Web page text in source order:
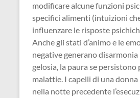
modificare alcune funzioni
specifici alimenti (intuizioni
influenzare le risposte
Anche gli stati d’animo e le
negative generano
gelosia, la paura se
malattie. I capelli di una
nella notte precedente